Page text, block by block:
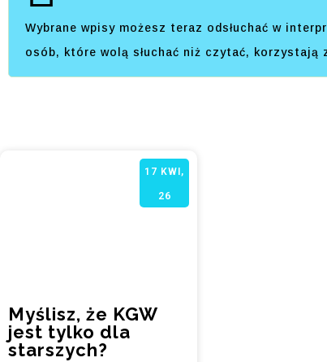
Wybrane wpisy możesz teraz odsłuchać w
osób, które wolą słuchać niż czytać, korzystają
Myślisz, że KGW
jest tylko dla
starszych?
17 KWI,
26